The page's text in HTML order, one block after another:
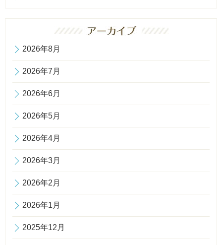
2026年8月
2026年7月
2026年6月
2026年5月
2026年4月
2026年3月
2026年2月
2026年1月
2025年12月